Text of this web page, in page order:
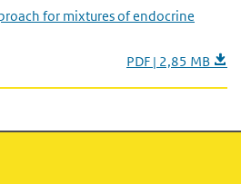
for mixtures of endocrine
PDF | 2,85 MB